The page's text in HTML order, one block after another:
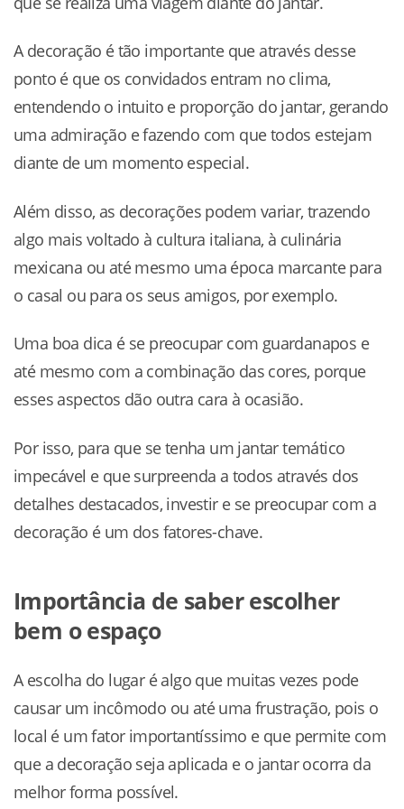
A decoração é tão importante que através desse
ponto é que os convidados entram no clima,
entendendo o intuito e proporção do jantar, gerando
uma admiração e fazendo com que todos estejam
diante de um momento especial.
Além disso, as decorações podem variar, trazendo
algo mais voltado à cultura italiana, à culinária
mexicana ou até mesmo uma época marcante para
o casal ou para os seus amigos, por exemplo.
Uma boa dica é se preocupar com guardanapos e
até mesmo com a combinação das cores, porque
esses aspectos dão outra cara à ocasião.
Por isso, para que se tenha um jantar temático
impecável e que surpreenda a todos através dos
detalhes destacados, investir e se preocupar com a
decoração é um dos fatores-chave.
Importância de saber escolher
bem o espaço
A escolha do lugar é algo que muitas vezes pode
causar um incômodo ou até uma frustração, pois o
local é um fator importantíssimo e que permite com
que a decoração seja aplicada e o jantar ocorra da
melhor forma possível.